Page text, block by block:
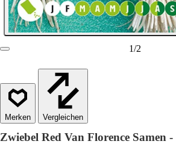
1/2
Vergleichen
Zwiebel Red Van Florence Samen